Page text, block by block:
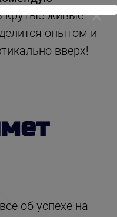
крутые живые
опытом и
вверх!
об успехе на